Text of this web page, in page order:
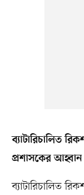
ব্যাটারিচালিত
প্রশাসকের আহ্বান
ব্যাটারিচালিত